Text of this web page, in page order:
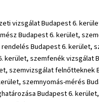
vizsgálat Budapest 6.
Budapest 6. kerület,
Budapest 6.
szemfenék
szemvizsgálat
szemnyomás-mérés
Budapest 6.